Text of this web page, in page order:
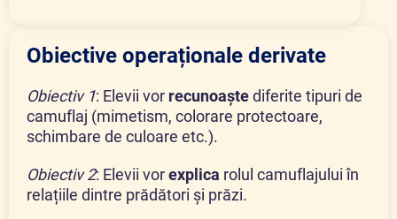
Obiective operaționale derivate
Obiectiv 1: Elevii vor recunoaștediferite tipuri de
camuflaj (mimetism, colorare protectoare,
schimbare de culoare etc.).
Obiectiv 2: Elevii vorexplica rolul camuflajului în
relațiile dintre prădători și prăzi.